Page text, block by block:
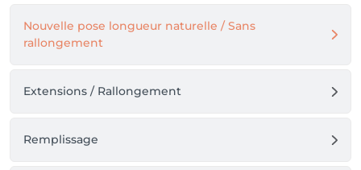
Nouvelle pose longueur naturelle / Sans
rallongement
Extensions / Rallongement
Remplissage